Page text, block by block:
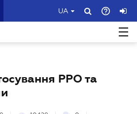
UA
РРО та